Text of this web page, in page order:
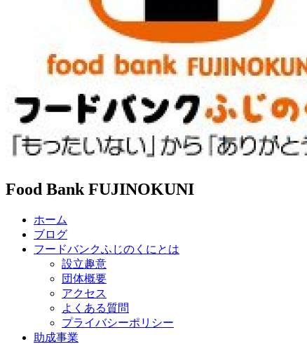
Food Bank FUJINOKUNI
ホーム
ブログ
フードバンクふじのくにとは
設立趣意
団体概要
アクセス
よくある質問
プライバシーポリシー
助成事業